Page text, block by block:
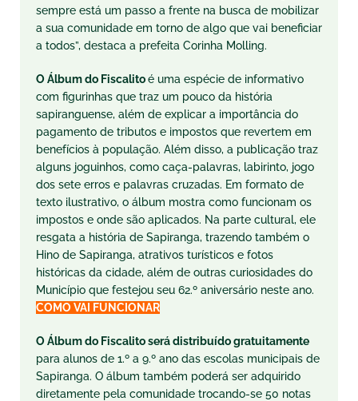
sempre está um passo a frente na busca de mobilizar
a sua comunidade em torno de algo que vai beneficiar
a todos”, destaca a prefeita Corinha Molling.
O Álbum do Fiscalitoé uma espécie de informativo
com figurinhas que traz um pouco da história
sapiranguense, além de explicar a importância do
pagamento de tributos e impostos que revertem em
benefícios à população. Além disso, a publicação traz
alguns joguinhos, como caça-palavras, labirinto, jogo
dos sete erros e palavras cruzadas. Em formato de
texto ilustrativo, o álbum mostra como funcionam os
impostos e onde são aplicados. Na parte cultural, ele
resgata a história de Sapiranga, trazendo também o
Hino de Sapiranga, atrativos turísticos e fotos
históricas da cidade, além de outras curiosidades do
Município que festejou seu 62.º aniversário neste ano.
COMO VAI FUNCIONAR
O Álbum do Fiscalitoserá distribuído gratuitamente
para alunos de 1.º a 9.º ano das escolas municipais de
Sapiranga. O álbum também poderá ser adquirido
diretamente pela comunidade trocando-se 50 notas